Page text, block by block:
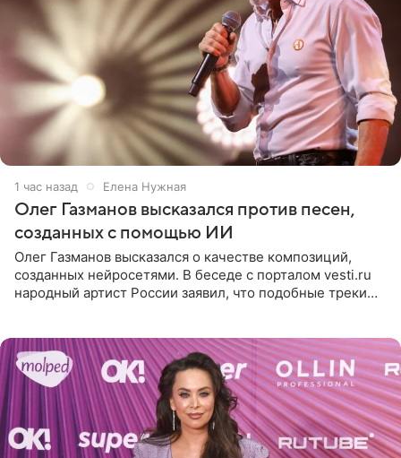
1 час назад Елена Нужная
Олег Газманов высказался против песен,
созданных с помощью ИИ
Олег Газманов высказался о качестве композиций,
созданных нейросетями. В беседе с порталом vesti.ru
народный артист России заявил, что подобные треки